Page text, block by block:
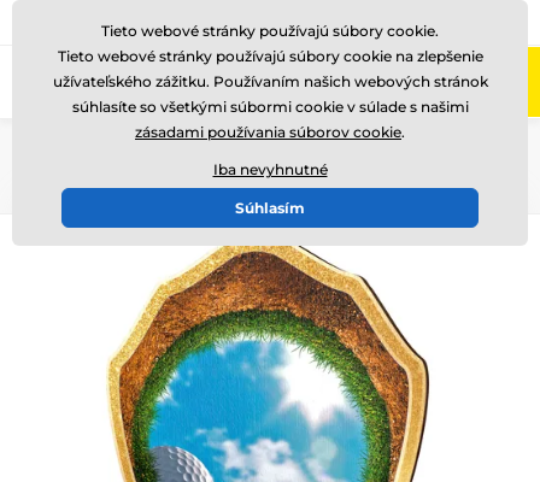
Zavolajte nám (Po-Pi 8-17) +421220255160
Tieto webové stránky používajú súbory cookie.
Tieto webové stránky používajú súbory cookie na zlepšenie
užívateľského zážitku. Používaním našich webových stránok
súhlasíte so všetkými súbormi cookie v súlade s našimi
zásadami používania súborov cookie.
Iba nevyhnutné
Súhlasím